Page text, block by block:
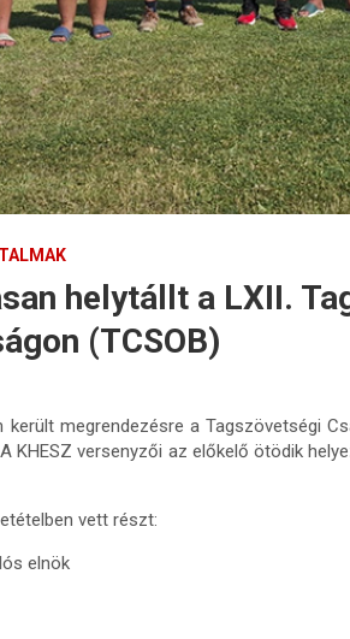
helytállt a LXII.
(TCSOB)
megrendezésre a Tagszövetségi
KHESZ versenyzői az előkelő ötödik
vett részt:
elnök